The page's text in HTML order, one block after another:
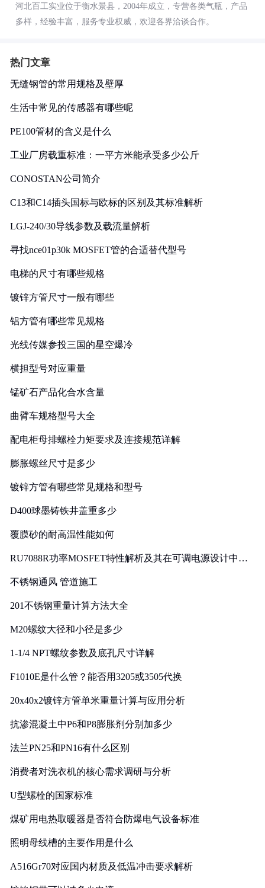
河北百工实业位于衡水景县，2004年成立，专营各类气瓶，产品
多样，经验丰富，服务专业权威，欢迎各界洽谈合作。
热门文章
无缝钢管的常用规格及壁厚
生活中常见的传感器有哪些呢
PE100管材的含义是什么
工业厂房载重标准：一平方米能承受多少公斤
CONOSTAN公司简介
C13和C14插头国标与欧标的区别及其标准解析
LGJ-240/30导线参数及载流量解析
寻找nce01p30k MOSFET管的合适替代型号
电梯的尺寸有哪些规格
镀锌方管尺寸一般有哪些
铝方管有哪些常见规格
光线传媒参投三国的星空爆冷
横担型号对应重量
锰矿石产品化合水含量
曲臂车规格型号大全
配电柜母排螺栓力矩要求及连接规范详解
膨胀螺丝尺寸是多少
镀锌方管有哪些常见规格和型号
D400球墨铸铁井盖重多少
覆膜砂的耐高温性能如何
RU7088R功率MOSFET特性解析及其在可调电源设计中的
不锈钢通风 管道施工
201不锈钢重量计算方法大全
M20螺纹大径和小径是多少
1-1/4 NPT螺纹参数及底孔尺寸详解
F1010E是什么管？能否用3205或3505代换
20x40x2镀锌方管单米重量计算与应用分析
抗渗混凝土中P6和P8膨胀剂分别加多少
法兰PN25和PN16有什么区别
消费者对洗衣机的核心需求调研与分析
U型螺栓的国家标准
煤矿用电热取暖器是否符合防爆电气设备标准
照明母线槽的主要作用是什么
A516Gr70对应国内材质及低温冲击要求解析